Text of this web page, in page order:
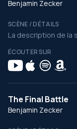
Benjamin Zecker
SCÈNE / DÉTAILS
La description de la
ÉCOUTER SUR
The Final Battle
Benjamin Zecker